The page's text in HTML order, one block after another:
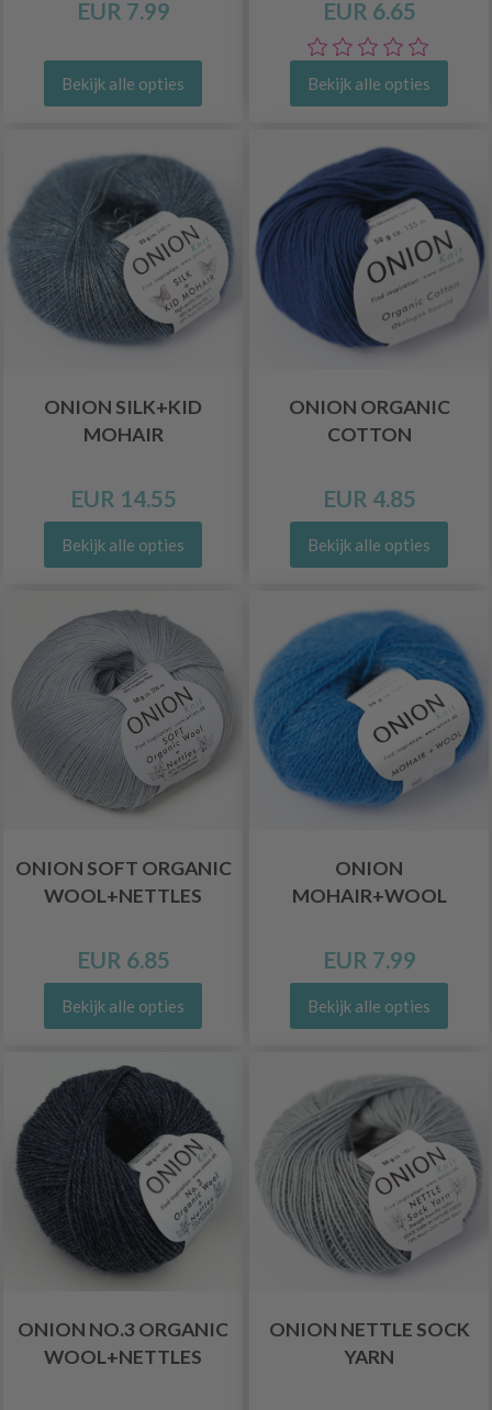
EUR 7.99
Bekijk alle opties
EUR 6.65
Bekijk alle opties
ONION SILK+KID
MOHAIR
EUR 14.55
Bekijk alle opties
ONION ORGANIC
COTTON
EUR 4.85
Bekijk alle opties
ONION SOFT ORGANIC
WOOL+NETTLES
EUR 6.85
Bekijk alle opties
ONION
MOHAIR+WOOL
EUR 7.99
Bekijk alle opties
ONION NO.3 ORGANIC
WOOL+NETTLES
ONION NETTLE SOCK
YARN